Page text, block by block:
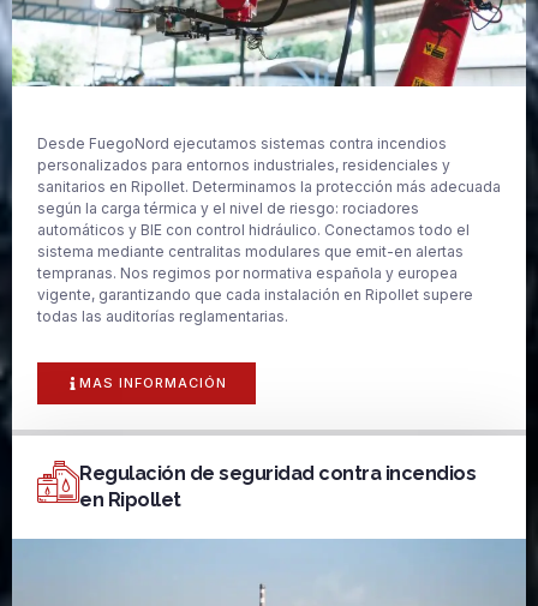
Desde FuegoNord ejecutamos sistemas contra incendios
personalizados para entornos industriales, residenciales y
sanitarios en Ripollet. Determinamos la protección más adecuada
según la carga térmica y el nivel de riesgo: rociadores
automáticos y BIE con control hidráulico. Conectamos todo el
sistema mediante centralitas modulares que emit-en alertas
tempranas. Nos regimos por normativa española y europea
vigente, garantizando que cada instalación en Ripollet supere
todas las auditorías reglamentarias.
MAS INFORMACIÓN
Regulación de seguridad contra incendios
en Ripollet